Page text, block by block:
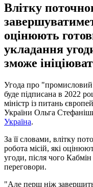
Влітку
оцінюють
укладання
зможе
Угода про
буде підписана в 2022
міністр із питань
України Ольга
Україна.
За її словами, влітку
робота місій, які
угоди, після чого
переговори.
"Але перш ніж